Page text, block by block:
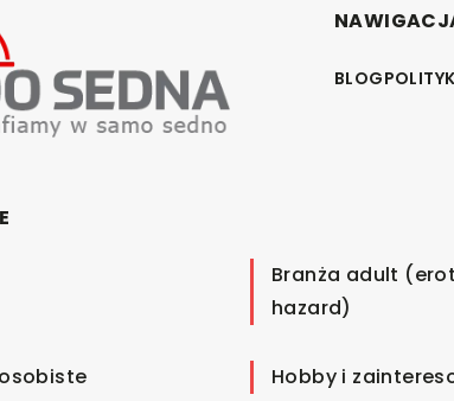
BLOG
Branża adult
hazard)
Hobby i